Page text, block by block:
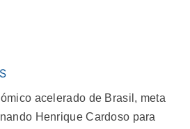
acelerado de Brasil, meta
Henrique Cardoso para